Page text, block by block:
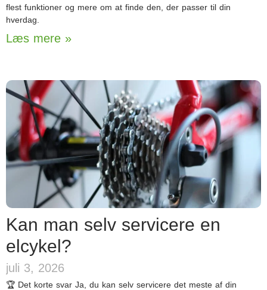
flest funktioner og mere om at finde den, der passer til din
hverdag.
Læs mere »
Kan man selv servicere en
elcykel?
juli 3, 2026
🏆 Det korte svar Ja, du kan selv servicere det meste af din